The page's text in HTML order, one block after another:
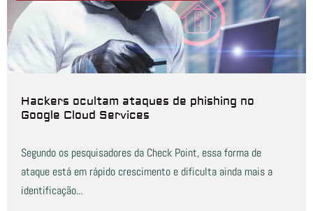
Hackers ocultam ataques de phishing no
Google Cloud Services
Segundo os pesquisadores da Check Point, essa forma de
ataque está em rápido crescimento e dificulta ainda mais a
identificação...